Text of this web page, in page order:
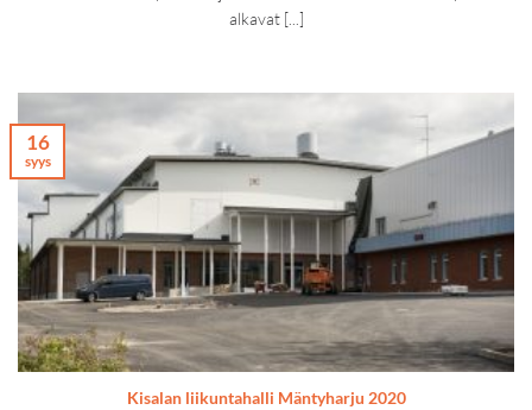
alkavat [...]
Kisalan liikuntahalli Mäntyharju 2020
16
syys